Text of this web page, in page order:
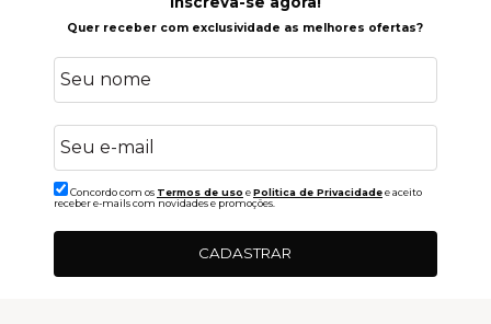
Quer receber com exclusividade as melhores ofertas?
Concordo com os Termos de uso ePolitica de Privacidadee aceito
receber e-mails com novidades e promoções.
CADASTRAR